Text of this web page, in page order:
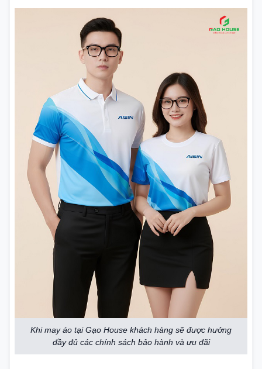
Khi may áo tại Gạo House khách hàng sẽ được hưởng
đầy đủ các chính sách bảo hành và ưu đãi